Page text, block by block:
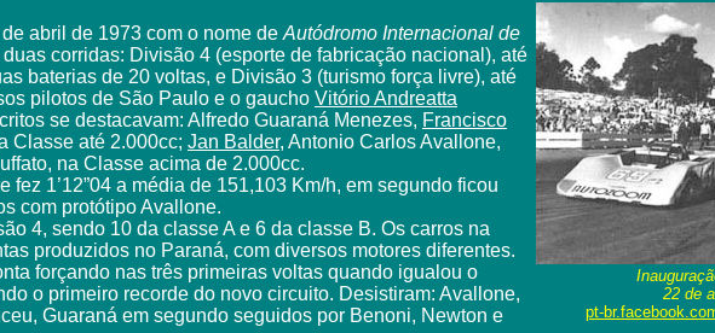
22 de
pt-
abril de 1973 com o nome de Autódromo Internacional de
corridas: Divisão 4 (esporte de fabricação nacional), até
baterias de 20 voltas, e Divisão 3 (turismo força livre), até
pilotos de São Paulo e o gaucho Vitório Andreatta
se destacavam: Alfredo Guaraná Menezes, Francisco
Classe até 2.000cc; Jan Balder, Antonio Carlos Avallone,
na Classe acima de 2.000cc.
fez 1’12”04 a média de 151,103 Km/h, em segundo ficou
com protótipo Avallone.
4, sendo 10 da classe A e 6 da classe B. Os carros na
produzidos no Paraná, com diversos motores diferentes.
forçando nas três primeiras voltas quando igualou o
o primeiro recorde do novo circuito. Desistiram: Avallone,
Guaraná em segundo seguidos por Benoni, Newton e